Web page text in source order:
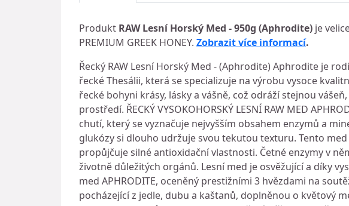
Produkt RAW Lesní Horský Med - 950g (Aphrodite) je
PREMIUM GREEK HONEY. Zobrazit více informací.
Řecký RAW Lesní Horský Med - (Aphrodite) Aphrodite je
řecké Thesálii, která se specializuje na výrobu vysoce
řecké bohyni krásy, lásky a vášně, což odráží stejnou
prostředí. ŘECKÝ VYSOKOHORSKÝ LESNÍ RAW MED
chutí, který se vyznačuje nejvyšším obsahem enzymů a
glukózy si dlouho udržuje svou tekutou texturu. Tento
propůjčuje silné antioxidační vlastnosti. Četné enzymy v
životně důležitých orgánů. Lesní med je osvěžující a díky
med APHRODITE, oceněný prestižními 3 hvězdami na
pocházející z jedle, dubu a kaštanů, doplněnou o květový